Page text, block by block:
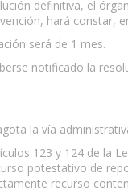
definitiva, el
hará constar,
será de 1 mes.
notificado la
la vía
123 y 124 de la
potestativo de
recurso